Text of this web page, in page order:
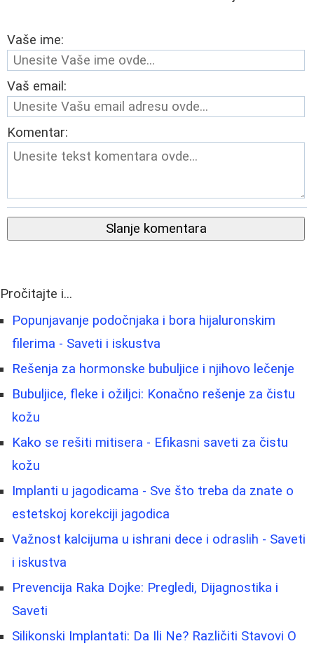
Vaše ime:
Vaš email:
Komentar:
Slanje komentara
Pročitajte i...
Popunjavanje podočnjaka i bora hijaluronskim
filerima - Saveti i iskustva
Rešenja za hormonske bubuljice i njihovo lečenje
Bubuljice, fleke i ožiljci: Konačno rešenje za čistu
kožu
Kako se rešiti mitisera - Efikasni saveti za čistu
kožu
Implanti u jagodicama - Sve što treba da znate o
estetskoj korekciji jagodica
Važnost kalcijuma u ishrani dece i odraslih - Saveti
i iskustva
Prevencija Raka Dojke: Pregledi, Dijagnostika i
Saveti
Silikonski Implantati: Da Ili Ne? Različiti Stavovi O